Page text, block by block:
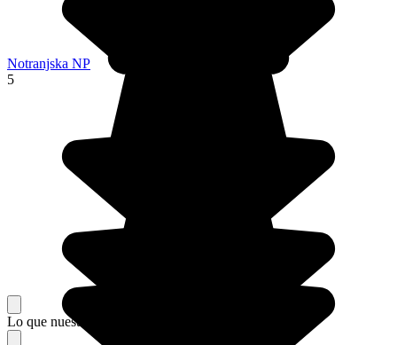
Notranjska NP
5
Lo que nuestros viajeros piensan de su estancia